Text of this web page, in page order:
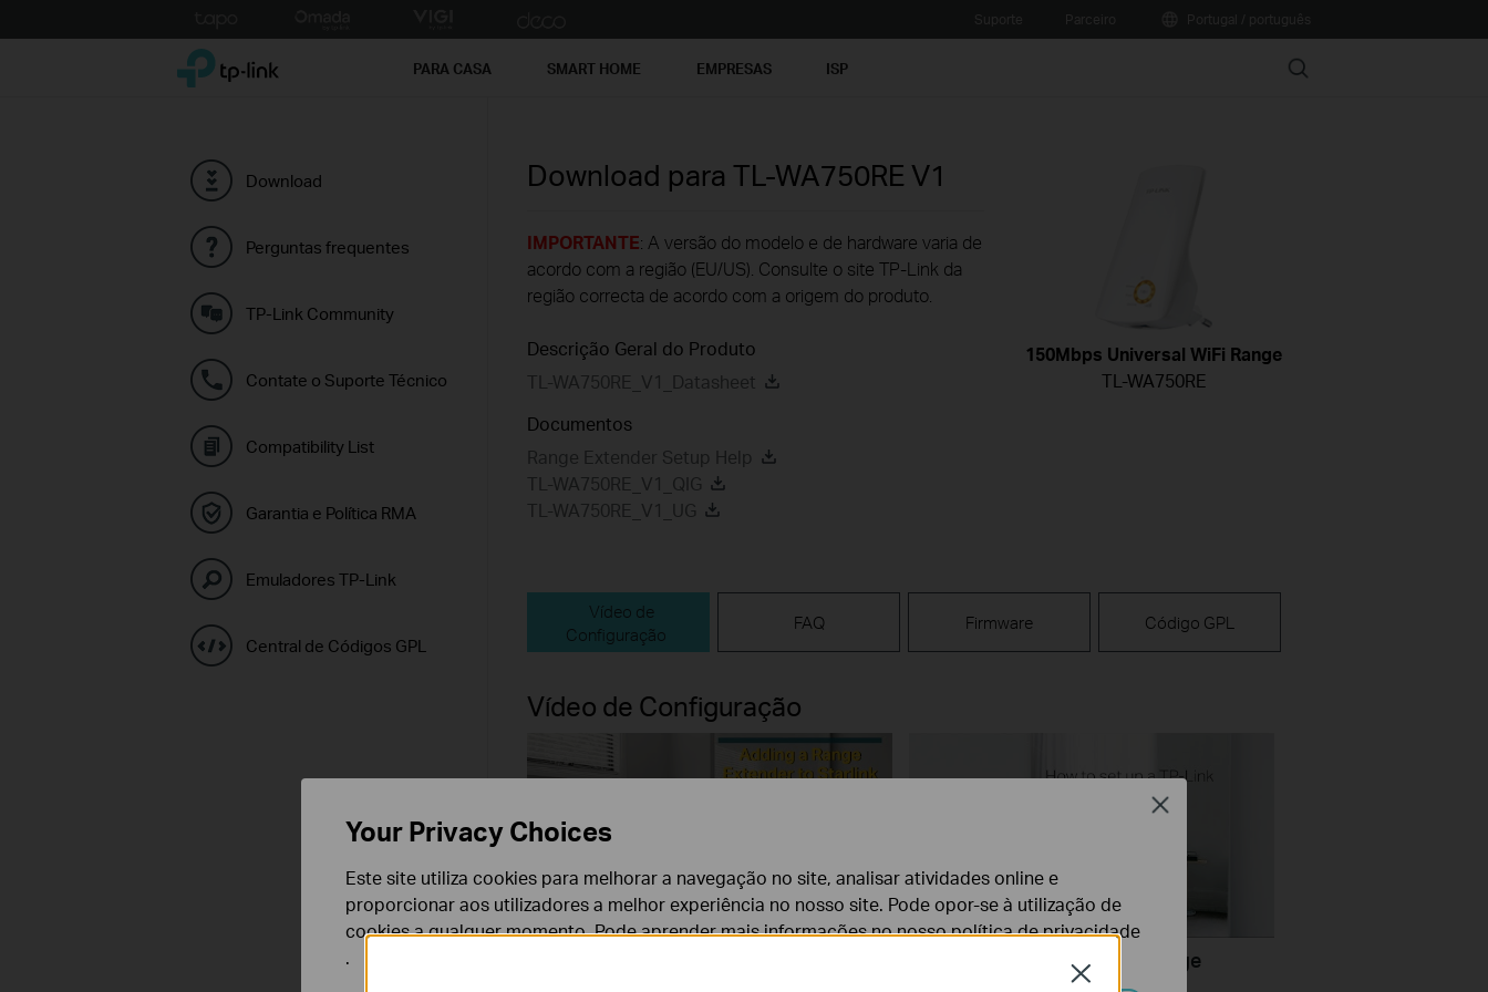
to
TP-Link, Reliably Smart PARA CASA SMART HOME EMPRESAS ISP Search
Download
Perguntas frequentes
TP-Link Community
Contate o Suporte Técnico
Compatibility List
Garantia e Política RMA
Emuladores TP-Link
Central de Códigos GPL
Download para TL-WA750RE V1
IMPORTANTE: A versão do modelo e de hardware varia de
acordo com a região (EU/US). Consulte o site TP-Link da
região correcta de acordo com a origem do produto.
Descrição Geral do Produto
TL-WA750RE_V1_Datasheet
Documentos
Range Extender Setup Help
TL-WA750RE_V1_QIG
TL-WA750RE_V1_UG
150Mbps Universal WiFi Range
TL-WA750RE
Vídeo de
Configuração
FAQ Firmware Código GPL
Vídeo de Configuração
How to set up a TP-Link Range
Extender(No music)
Close
Your Privacy Choices
Este site utiliza cookies para melhorar a navegação no site, analisar atividades online e
proporcionar aos utilizadores a melhor experiência no nosso site. Pode opor-se à utilização de
cookies a qualquer momento. Pode aprender mais informações no nossopolítica de privacidade
.
Close